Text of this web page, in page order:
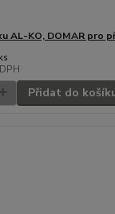
AL-KO, DOMAR pro
Přidat do